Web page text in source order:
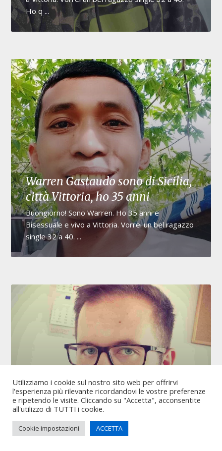
Ho q ...
Warren Gastaudo sono di Sicilia,
città Vittoria, ho 35 anni
Buongiorno! Sono Warren. Ho 35 anni e
Bisessuale e vivo a Vittoria. Vorrei un bel ragazzo
single 32 a 40. ...
Dionigi Americo, soprannome
jude18, 25 anni, sono di Sicilia,
città Vittoria
Ehi! Mi chiamo Dionigi. Sono un ragazzo single 25
Utilizziamo i cookie sul nostro sito web per offrirvi
l'esperienza più rilevante ricordandovi le vostre preferenze
e ripetendo le visite. Cliccando su "Accetta", acconsentite
all'utilizzo di TUTTI i cookie.
Cookie impostazioni ACCETTA